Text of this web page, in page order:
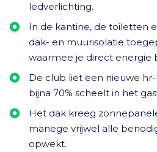
ledverlichting.
In de kantine, de toiletten
dak- en muurisolatie
waarmee je direct energie
De club liet een nieuwe
bijna 70% scheelt in het
Het dak kreeg
manege vrijwel alle
opwekt.